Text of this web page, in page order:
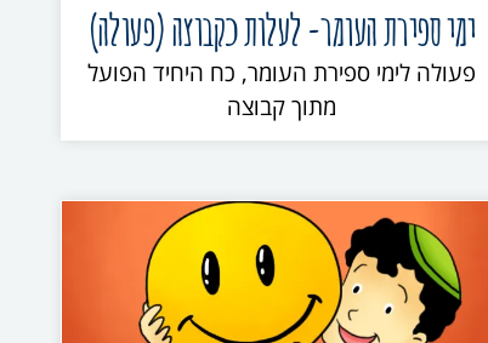
ימי ספירת העומר- לעלות כקבוצה (פעולה)
פעולה לימי ספירת העומר, כח היחיד הפועל
מתוך קבוצה